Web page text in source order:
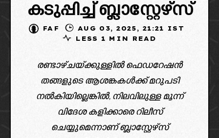
കടുപ്പിച്ച് ബ്ലാസ്റ്റേഴ്‌സ്
FAF
AUG 03, 2025, 21:21 IST
LESS 1 MIN READ
രണ്ടാഴ്ചയ്ക്കുള്ളിൽ ഫെഡറേഷൻ
തങ്ങളുടെ ആശങ്കകൾക്ക് മറുപടി
നൽകിയില്ലെങ്കിൽ, നിലവിലുള്ള മൂന്ന്
വിദേശ കളിക്കാരെ റിലീസ്
ചെയ്യുമെന്നാണ് ബ്ലാസ്റ്റേഴ്‌സ്